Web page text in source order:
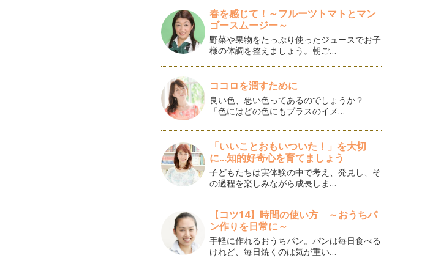
春を感じて！～フルーツトマトとマン
ゴースムージー～
野菜や果物をたっぷり使ったジュースでお子
様の体調を整えましょう。朝ご…
ココロを潤すために
良い色、悪い色ってあるのでしょうか？
「色にはどの色にもプラスのイメ…
「いいことおもいついた！」を大切
に...知的好奇心を育てましょう
子どもたちは実体験の中で考え、発見し、そ
の過程を楽しみながら成長しま…
【コツ14】時間の使い方 ～おうちパ
ン作りを日常に～
手軽に作れるおうちパン。パンは毎日食べる
けれど、毎日焼くのは気が重い…